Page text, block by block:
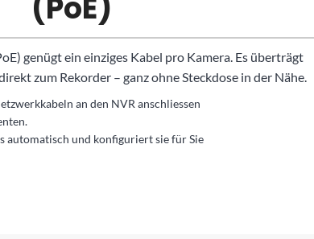
(PoE)
genügt ein einziges Kabel pro Kamera. Es überträgt
zum Rekorder – ganz ohne Steckdose in der Nähe.
an den NVR anschliessen
automatisch und konfiguriert sie für Sie